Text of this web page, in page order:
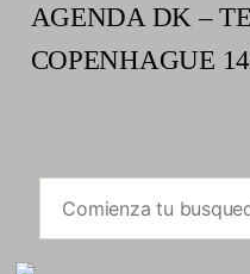
AGENDA DK –
COPENHAGUE